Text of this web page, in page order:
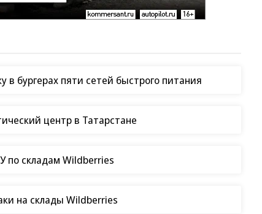
в бургерах пяти сетей быстрого питания
центр в Татарстане
по складам Wildberries
на склады Wildberries